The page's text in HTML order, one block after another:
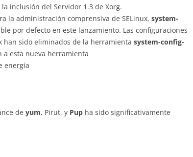
inclusión del Servidor 1.3 de Xorg.
la administración comprensiva de SELinux, system-
por defecto en este lanzamiento. Las configuraciones
han sido eliminados de la herramienta system-config-
a esta nueva herramienta
energía
de yum, Pirut, y Pup ha sido significativamente